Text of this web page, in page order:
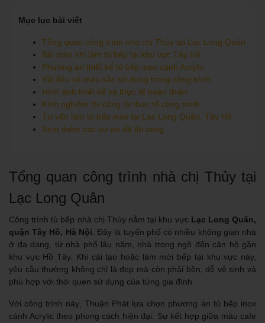
Mục lục bài viết
Tổng quan công trình nhà chị Thủy tại Lạc Long Quân
Bài toán khi làm tủ bếp tại khu vực Tây Hồ
Phương án thiết kế tủ bếp inox cánh Acrylic
Vật liệu và màu sắc sử dụng trong công trình
Hình ảnh thiết kế và thực tế hoàn thiện
Kinh nghiệm thi công từ thực tế công trình
Tư vấn làm tủ bếp inox tại Lạc Long Quân, Tây Hồ
Xem thêm các dự án đã thi công
Tổng quan công trình nhà chị Thủy tại
Lạc Long Quân
Công trình tủ bếp nhà chị Thủy nằm tại khu vực Lạc Long Quân,
quận Tây Hồ, Hà Nội . Đây là tuyến phố có nhiều không gian nhà
ở đa dạng, từ nhà phố lâu năm, nhà trong ngõ đến căn hộ gần
khu vực Hồ Tây. Khi cải tạo hoặc làm mới bếp tại khu vực này,
yêu cầu thường không chỉ là đẹp mà còn phải bền, dễ vệ sinh và
phù hợp với thói quen sử dụng của từng gia đình.
Với công trình này, Thuận Phát lựa chọn phương án tủ bếp inox
cánh Acrylic theo phong cách hiện đại. Sự kết hợp giữa màu cafe